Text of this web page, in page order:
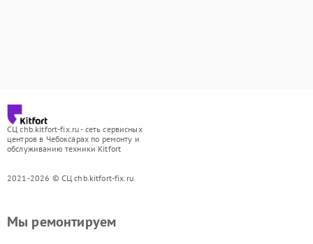
СЦ chb.kitfort-fix.ru - сеть сервисных
центров в Чебоксарах по ремонту и
обслуживанию техники Kitfort
2021-2026 © СЦ chb.kitfort-fix.ru
Мы ремонтируем